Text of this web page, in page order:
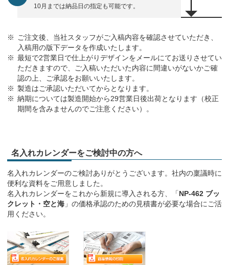
10月までは納品日の指定も可能です。
ご注文後、当社スタッフがご入稿内容を確認させていただき、
入稿用の版下データを作成いたします。
最短で2営業日で仕上がりデザインをメールにてお送りさせてい
ただきますので、ご入稿いただいた内容に間違いがないかご確
認の上、ご承認をお願いいたします。
製造はご承認いただいてからとなります。
納期については製造開始から29営業日後出荷となります（校正
期間を含みませんのでご注意ください）。
名入れカレンダーをご検討中の方へ
名入れカレンダーのご検討ありがとうございます。社内の稟議時に
便利な資料をご用意しました。
名入れカレンダーをこれから新規に導入される方、「NP-462 ブッ
クレット・空と海 」の価格承認のための見積書が必要な場合にご活
用ください。